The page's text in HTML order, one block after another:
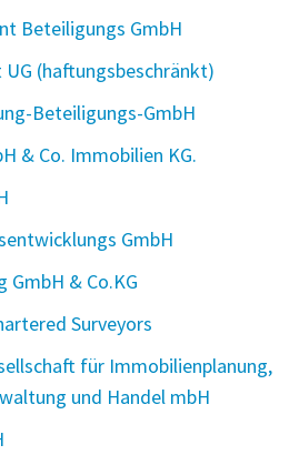
Beteiligungs GmbH
(haftungsbeschränkt)
Beteiligungs-GmbH
& Co. Immobilien KG.
GmbH
GmbH & Co.KG
Surveyors
für Immobilienplanung,
und Handel mbH